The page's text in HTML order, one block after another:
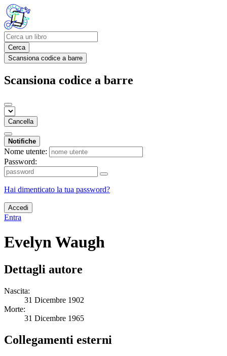
Cerca
Scansiona codice a barre
Scansiona codice a barre
Cancella
Notifiche
Nome utente:
Password:
Hai dimenticato la tua password?
Accedi
Entra
Evelyn Waugh
Dettagli autore
Nascita:
31 Dicembre 1902
Morte:
31 Dicembre 1965
Collegamenti esterni